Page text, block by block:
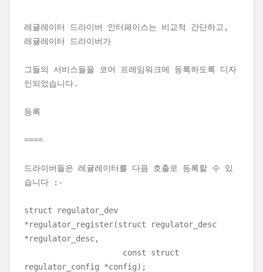
레귤레이터 드라이버 인터페이스는 비교적 간단하고,
레귤레이터 드라이버가
그들의 서비스들을 코어 프레임워크에 등록하도록 디자
인되었습니다.
등록
====
드라이버들은 레귤레이터를 다음 호출로 등록할 수 있
습니다 :-
struct regulator_dev
*regulator_register(struct regulator_desc
*regulator_desc,
const struct
regulator_config *config);